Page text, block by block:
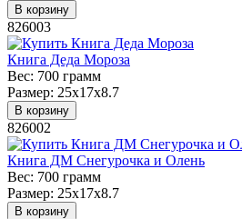
В корзину
826003
Книга Деда Мороза
Вес: 700 грамм
Размер: 25x17x8.7
В корзину
826002
Книга ДМ Снегурочка и Олень
Вес: 700 грамм
Размер: 25x17x8.7
В корзину